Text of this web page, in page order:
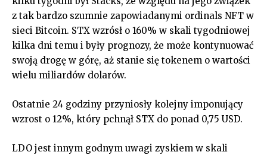
z tak bardzo szumnie zapowiadanymi ordinals NFT w
sieci Bitcoin. STX wzrósł o 160% w skali tygodniowej
kilka dni temu i były prognozy, że może kontynuować
swoją drogę w górę, aż stanie się tokenem o wartości
wielu miliardów dolarów.
Ostatnie 24 godziny przyniosły kolejny imponujący
wzrost o 12%, który pchnął STX do ponad 0,75 USD.
LDO jest innym godnym uwagi zyskiem w skali